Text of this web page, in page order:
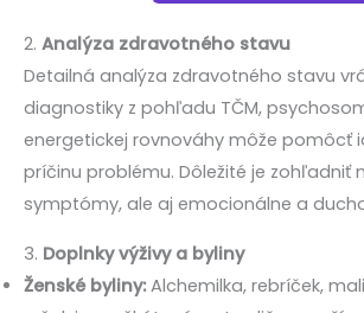
2. Analýza zdravotného stavu
Detailná analýza zdravotného stavu
diagnostiky z pohľadu TČM,
energetickej rovnováhy môže pomôcť
príčinu problému. Dôležité je zohľadniť
symptómy, ale aj emocionálne a
3. Doplnky výživy a byliny
Ženské byliny:Alchemilka, rebríček,